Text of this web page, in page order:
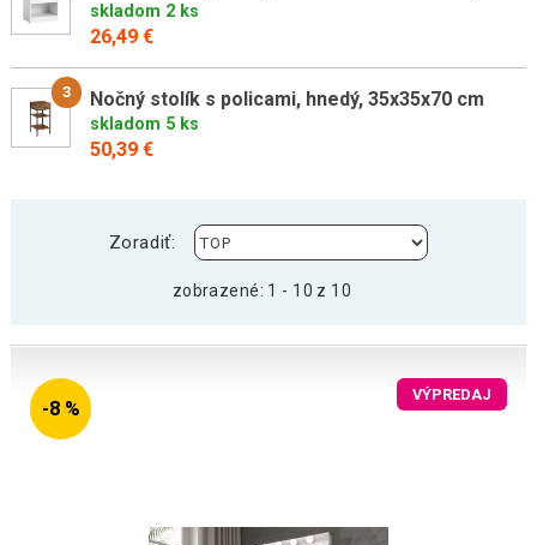
skladom 2 ks
26,49 €
3 Nočný stolík s policami, hnedý, 35x35x70 cm
skladom 5 ks
50,39 €
Zoradiť:
zobrazené: 1 - 10 z 10
-8 %
VÝPREDAJ